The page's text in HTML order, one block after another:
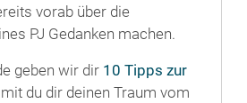
vorab über die
PJ Gedanken machen.
geben wir dir 10 Tipps zur
du dir deinen Traum vom